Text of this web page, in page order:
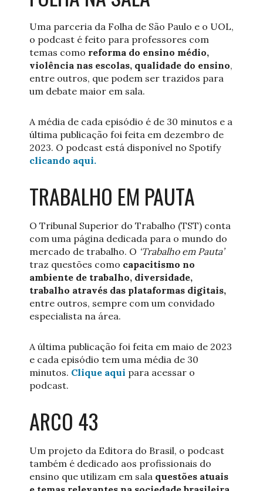
Uma parceria da Folha de São Paulo e o UOL,
o podcast é feito para professores com
temas como reforma do ensino médio,
violência nas escolas, qualidade do ensino,
entre outros, que podem ser trazidos para
um debate maior em sala.
A média de cada episódio é de 30 minutos e a
última publicação foi feita em dezembro de
2023. O podcast está disponível no Spotify
clicando aqui.
TRABALHO EM PAUTA
O Tribunal Superior do Trabalho (TST) conta
com uma página dedicada para o mundo do
mercado de trabalho. O ‘Trabalho em Pauta’
traz questões como capacitismo no
ambiente de trabalho, diversidade,
trabalho através das plataformas digitais,
entre outros, sempre com um convidado
especialista na área.
A última publicação foi feita em maio de 2023
e cada episódio tem uma média de 30
minutos. Clique aqui para acessar o
podcast.
ARCO 43
Um projeto da Editora do Brasil, o podcast
também é dedicado aos profissionais do
ensino que utilizam em sala questões atuais